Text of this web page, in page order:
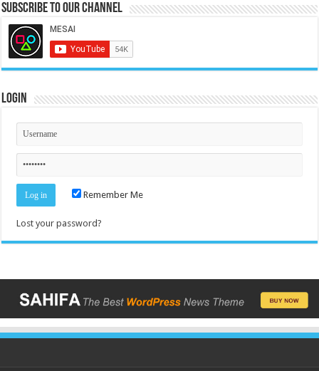
Subscribe to our Channel
Login
Remember Me
Lost your password?